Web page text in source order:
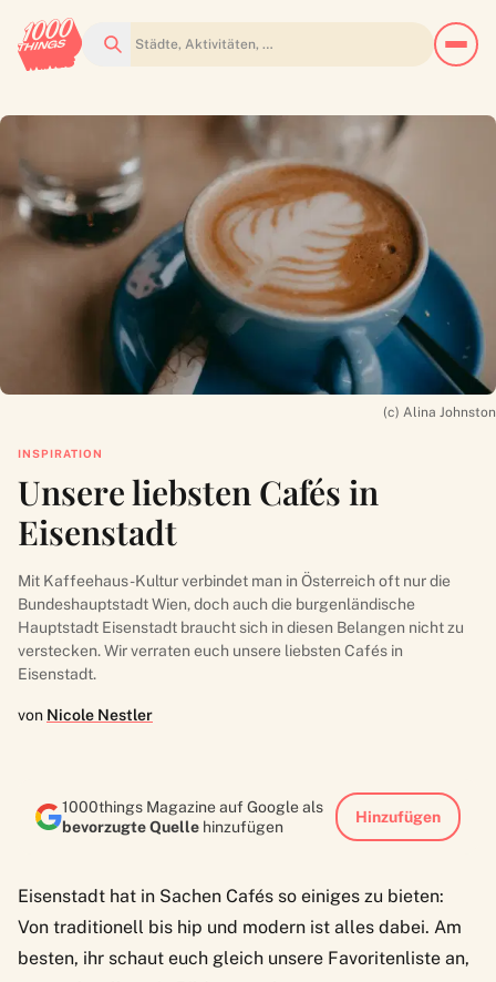
Suchen
(c) Alina Johnston
INSPIRATION
Unsere liebsten Cafés in
Eisenstadt
Mit Kaffeehaus-Kultur verbindet man in Österreich oft nur die
Bundeshauptstadt Wien, doch auch die burgenländische
Hauptstadt Eisenstadt braucht sich in diesen Belangen nicht zu
verstecken. Wir verraten euch unsere liebsten Cafés in
Eisenstadt.
von Nicole Nestler
1000things Magazine auf Google als
bevorzugte Quelle hinzufügen
Hinzufügen
Eisenstadt hat in Sachen Cafés so einiges zu bieten:
Von traditionell bis hip und modern ist alles dabei. Am
besten, ihr schaut euch gleich unsere Favoritenliste an,